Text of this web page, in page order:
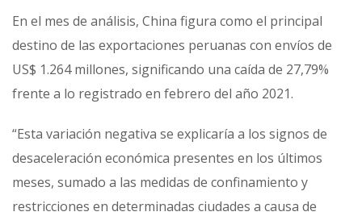
En el mes de análisis, China figura como el principal
destino de las exportaciones peruanas con envíos de
US$ 1.264 millones, significando una caída de 27,79%
frente a lo registrado en febrero del año 2021.
“Esta variación negativa se explicaría a los signos de
desaceleración económica presentes en los últimos
meses, sumado a las medidas de confinamiento y
restricciones en determinadas ciudades a causa de